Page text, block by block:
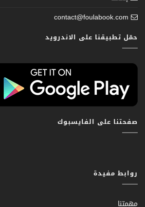
contact@foulabook.com
حمّل تطبيقنا على الاندرويد
صفحتنا على الفايسبوك
روابط مفيدة
مهمتنا